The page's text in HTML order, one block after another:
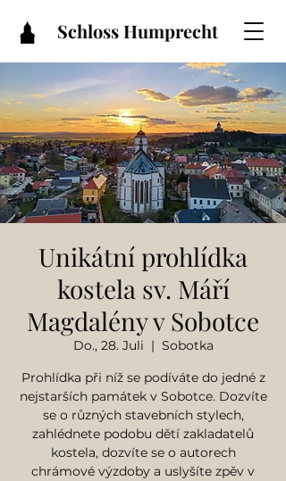
Schloss Humprecht
Unikátní prohlídka
kostela sv. Máří
Magdalény v Sobotce
Do., 28. Juli
  |
Sobotka
Prohlídka při níž se podíváte do jedné z
nejstarších památek v Sobotce. Dozvíte
se o různých stavebních stylech,
zahlédnete podobu dětí zakladatelů
kostela, dozvíte se o autorech
chrámové výzdoby a uslyšíte zpěv v